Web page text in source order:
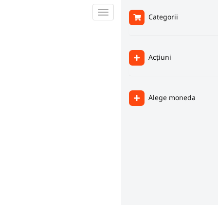
Navigare
Toggle
Categorii
Acțiuni
Alege moneda